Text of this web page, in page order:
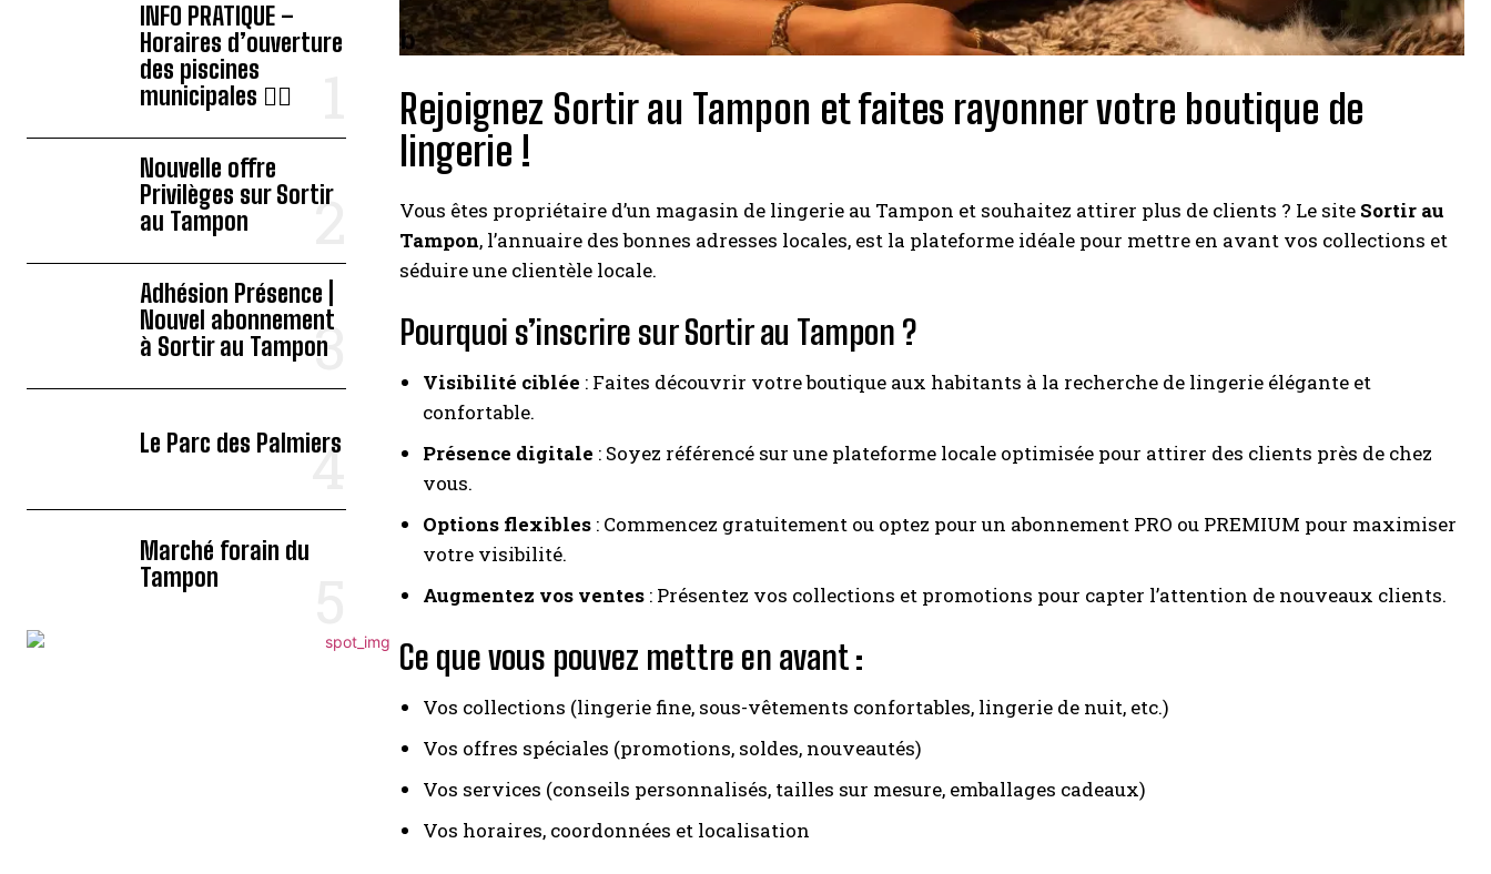
INFO PRATIQUE –
Horaires d’ouverture
des piscines
municipales 🏊‍♂️
Nouvelle offre
Privilèges sur Sortir
au Tampon
Adhésion Présence |
Nouvel abonnement
à Sortir au Tampon
Le Parc des Palmiers
Marché forain du
Tampon
Rejoignez Sortir au Tampon et faites rayonner votre boutique de
lingerie !
Vous êtes propriétaire d’un magasin de lingerie au Tampon et souhaitez attirer plus de clients ? Le site Sortir au
Tampon, l’annuaire des bonnes adresses locales, est la plateforme idéale pour mettre en avant vos collections et
séduire une clientèle locale.
Pourquoi s’inscrire sur Sortir au Tampon ?
Visibilité ciblée : Faites découvrir votre boutique aux habitants à la recherche de lingerie élégante et
confortable.
Présence digitale : Soyez référencé sur une plateforme locale optimisée pour attirer des clients près de chez
vous.
Options flexibles : Commencez gratuitement ou optez pour un abonnement PRO ou PREMIUM pour maximiser
votre visibilité.
Augmentez vos ventes : Présentez vos collections et promotions pour capter l’attention de nouveaux clients.
Ce que vous pouvez mettre en avant :
Vos collections (lingerie fine, sous-vêtements confortables, lingerie de nuit, etc.)
Vos offres spéciales (promotions, soldes, nouveautés)
Vos services (conseils personnalisés, tailles sur mesure, emballages cadeaux)
Vos horaires, coordonnées et localisation